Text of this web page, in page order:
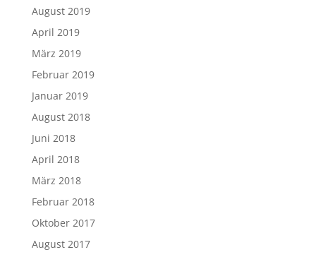
August 2019
April 2019
März 2019
Februar 2019
Januar 2019
August 2018
Juni 2018
April 2018
März 2018
Februar 2018
Oktober 2017
August 2017